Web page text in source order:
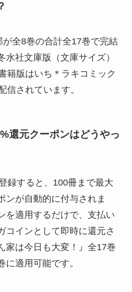
全8巻の合計全17巻で完結
水社文庫版（文庫サイズ）
籍版はいち＊ラキコミック
信されています。
還元クーポンはどうやっ
録すると、100冊まで最大
ンが自動的に付与されま
を適用するだけで、支払い
コインとして即時に還元さ
家は今日も大変！』全17巻
に適用可能です。